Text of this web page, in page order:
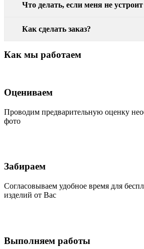
Что делать, если меня не
Как сделать заказ?
Как мы работаем
Оцениваем
Проводим предварительную оценку
фото
Забираем
Согласовываем удобное время для
изделий от Вас
Выполняем работы